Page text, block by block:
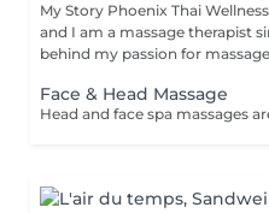
My Story Phoenix Thai
and I am a massage therapist
behind my passion for
Face & Head Massage